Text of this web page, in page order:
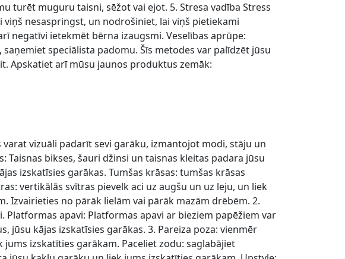
turēt muguru taisni, sēžot vai ejot. 5. Stresa vadība Stress
nesaspringst, un nodrošiniet, lai viņš pietiekami
negatīvi ietekmēt bērna izaugsmi. Veselības aprūpe:
speciālista padomu. Šīs metodes var palīdzēt jūsu
Apskatiet arī mūsu jaunos produktus zemāk:
vizuāli padarīt sevi garāku, izmantojot modi, stāju un
bikses, šauri džinsi un taisnas kleitas padara jūsu
izskatīsies garākas. Tumšas krāsas: tumšas krāsas
vertikālās svītras pievelk aci uz augšu un uz leju, un liek
Izvairieties no pārāk lielām vai pārāk mazām drēbēm. 2.
apavi: Platformas apavi ar bieziem papēžiem var
jūsu kājas izskatīsies garākas. 3. Pareiza poza: vienmēr
izskatīties garākam. Paceliet zodu: saglabājiet